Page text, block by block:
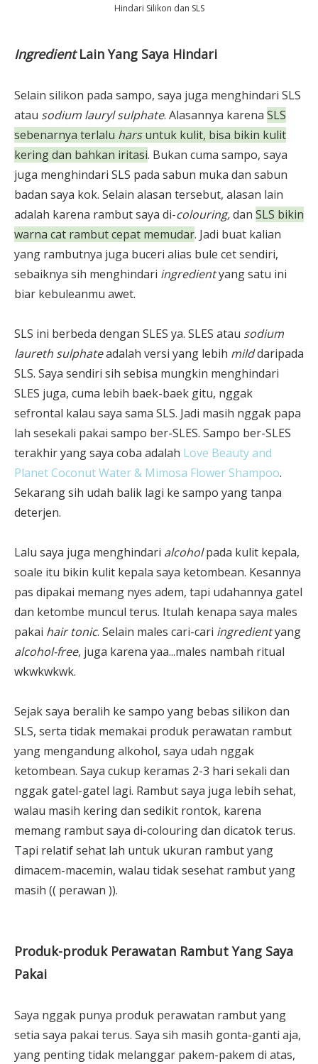
Hindari Silikon dan SLS
IngredientLain Yang Saya Hindari
Selain silikon pada sampo, saya juga menghindari SLS
atau sodium lauryl sulphate. Alasannya karena SLS
sebenarnya terlalu harsuntuk kulit, bisa bikin kulit
kering dan bahkan iritasi. Bukan cuma sampo, saya
juga menghindari SLS pada sabun muka dan sabun
badan saya kok. Selain alasan tersebut, alasan lain
adalah karena rambut saya di-colouring,dan SLS bikin
warna cat rambut cepat memudar. Jadi buat kalian
yang rambutnya juga buceri alias bule cet sendiri,
sebaiknya sih menghindari ingredientyang satu ini
biar kebuleanmu awet.
SLS ini berbeda dengan SLES ya. SLES atau sodium
laureth sulphateadalah versi yang lebih milddaripada
SLS. Saya sendiri sih sebisa mungkin menghindari
SLES juga, cuma lebih baek-baek gitu, nggak
sefrontal kalau saya sama SLS. Jadi masih nggak papa
lah sesekali pakai sampo ber-SLES. Sampo ber-SLES
terakhir yang saya coba adalah Love Beauty and
Planet Coconut Water & Mimosa Flower Shampoo.
Sekarang sih udah balik lagi ke sampo yang tanpa
deterjen.
Lalu saya juga menghindari alcoholpada kulit kepala,
soale itu bikin kulit kepala saya ketombean. Kesannya
pas dipakai memang nyes adem, tapi udahannya gatel
dan ketombe muncul terus. Itulah kenapa saya males
pakai hair tonic. Selain males cari-cari ingredientyang
alcohol-free, juga karena yaa...males nambah ritual
wkwkwkwk.
Sejak saya beralih ke sampo yang bebas silikon dan
SLS, serta tidak memakai produk perawatan rambut
yang mengandung alkohol, saya udah nggak
ketombean. Saya cukup keramas 2-3 hari sekali dan
nggak gatel-gatel lagi. Rambut saya juga lebih sehat,
walau masih kering dan sedikit rontok, karena
memang rambut saya di-colouring dan dicatok terus.
Tapi relatif sehat lah untuk ukuran rambut yang
dimacem-macemin, walau tidak sesehat rambut yang
masih (( perawan )).
Produk-produk Perawatan Rambut Yang Saya
Pakai
Saya nggak punya produk perawatan rambut yang
setia saya pakai terus. Saya sih masih gonta-ganti aja,
yang penting tidak melanggar pakem-pakem di atas,